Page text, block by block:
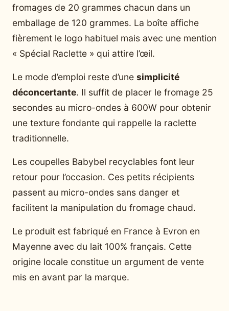
fromages de 20 grammes chacun dans un
emballage de 120 grammes. La boîte affiche
fièrement le logo habituel mais avec une mention
« Spécial Raclette » qui attire l’œil.
Le mode d’emploi reste d’une simplicité
déconcertante. Il suffit de placer le fromage 25
secondes au micro-ondes à 600W pour obtenir
une texture fondante qui rappelle la raclette
traditionnelle.
Les coupelles Babybel recyclables font leur
retour pour l’occasion. Ces petits récipients
passent au micro-ondes sans danger et
facilitent la manipulation du fromage chaud.
Le produit est fabriqué en France à Evron en
Mayenne avec du lait 100% français. Cette
origine locale constitue un argument de vente
mis en avant par la marque.